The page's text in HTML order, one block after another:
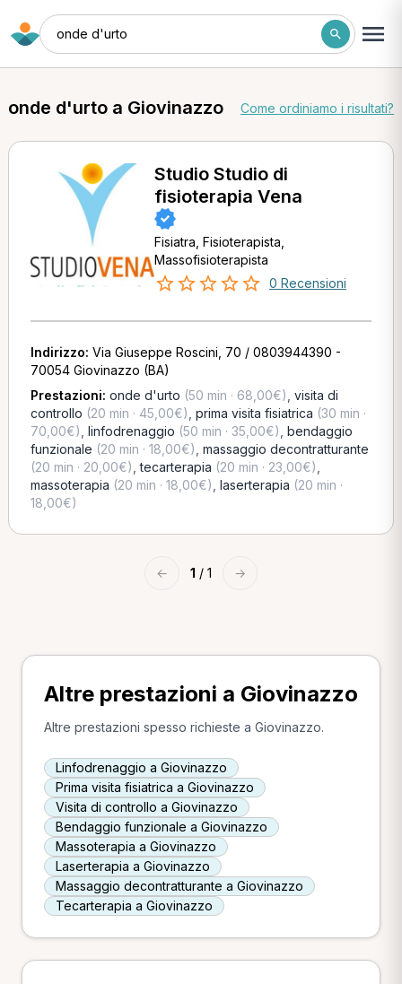
onde d'urto
onde d'urto a Giovinazzo Come ordiniamo i risultati?
Studio Studio di
fisioterapia Vena
Fisiatra, Fisioterapista,
Massofisioterapista
0 Recensioni
Indirizzo: Via Giuseppe Roscini, 70 / 0803944390 -
70054 Giovinazzo (BA)
Prestazioni: onde d'urto (50 min · 68,00€) visita di
controllo (20 min · 45,00€) prima visita fisiatrica (30 min ·
70,00€) linfodrenaggio (50 min · 35,00€) bendaggio
funzionale (20 min · 18,00€) massaggio decontratturante
(20 min · 20,00€) ,tecarterapia (20 min · 23,00€)
massoterapia (20 min · 18,00€) laserterapia (20 min ·
18,00€)
← 1 / 1 →
Altre prestazioni a Giovinazzo
Altre prestazioni spesso richieste a Giovinazzo.
Linfodrenaggio a Giovinazzo
Prima visita fisiatrica a Giovinazzo
Visita di controllo a Giovinazzo
Bendaggio funzionale a Giovinazzo
Massoterapia a Giovinazzo
Laserterapia a Giovinazzo
Massaggio decontratturante a Giovinazzo
Tecarterapia a Giovinazzo